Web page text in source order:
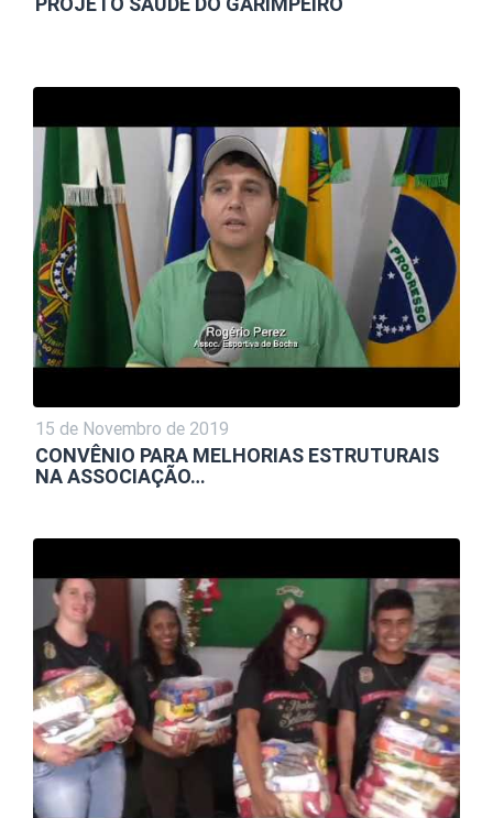
15 de Novembro de 2019
CONVÊNIO PARA MELHORIAS ESTRUTURAIS
NA ASSOCIAÇÃO…